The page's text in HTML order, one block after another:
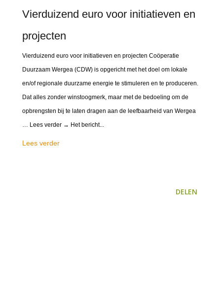
Vierduizend euro voor initiatieven en
projecten
Vierduizend euro voor initiatieven en projecten Coöperatie
Duurzaam Wergea (CDW) is opgericht met het doel om lokale
en/of regionale duurzame energie te stimuleren en te produceren.
Dat alles zonder winstoogmerk, maar met de bedoeling om de
opbrengsten bij te laten dragen aan de leefbaarheid van Wergea
… Lees verder → Het bericht...
Lees verder
DELEN